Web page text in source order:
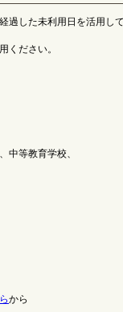
過した未利用日を活用し
ください。
等教育学校、
から